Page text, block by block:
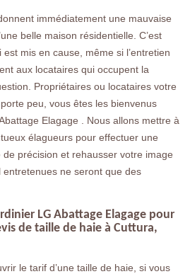
immédiatement une mauvaise
belle maison résidentielle. C’est
mis en cause, même si l’entretien
aux locataires qui occupent la
Propriétaires ou locataires votre
peu, vous êtes les bienvenus
Elagage . Nous allons mettre à
élagueurs pour effectuer une
précision et rehausser votre image
ne seront que des
LG Abattage Elagage pour
de taille de haie à Cuttura,
le tarif d’une taille de haie, si vous